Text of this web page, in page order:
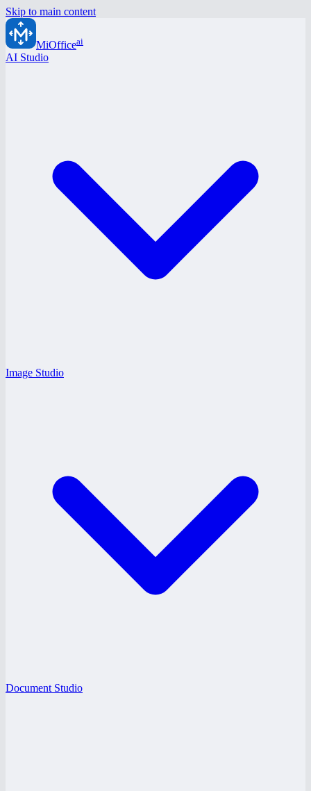
Skip to main content
MiOfficeai
AI Studio
Image Studio
Document Studio